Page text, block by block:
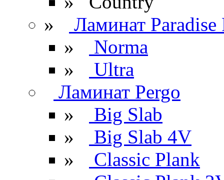
»
Ламинат Paradise
»
Norma
»
Ultra
Ламинат Pergo
»
Big Slab
»
Big Slab 4V
»
Classic Plank